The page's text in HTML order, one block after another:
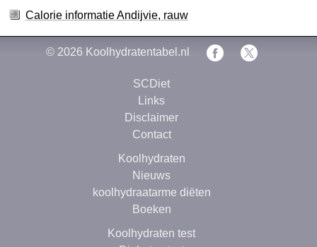
Calorie informatie Andijvie, rauw
© 2026 Koolhydratentabel.nl
SCDiet
Links
Disclaimer
Contact
Koolhydraten
Nieuws
koolhydraatarme diëten
Boeken
Koolhydraten test